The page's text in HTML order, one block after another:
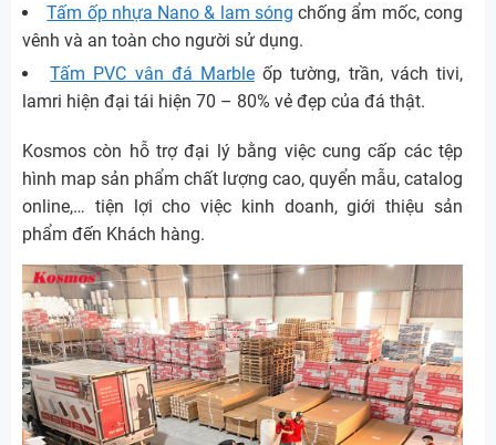
Tấm ốp nhựa Nano & lam sóng chống ẩm mốc, cong
vênh và an toàn cho người sử dụng.
Tấm PVC vân đá Marble ốp tường, trần, vách tivi,
lamri hiện đại tái hiện 70 – 80% vẻ đẹp của đá thật.
Kosmos còn hỗ trợ đại lý bằng việc cung cấp các tệp
hình map sản phẩm chất lượng cao, quyển mẫu, catalog
online,… tiện lợi cho việc kinh doanh, giới thiệu sản
phẩm đến Khách hàng.